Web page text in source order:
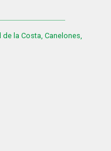
de la Costa, Canelones,